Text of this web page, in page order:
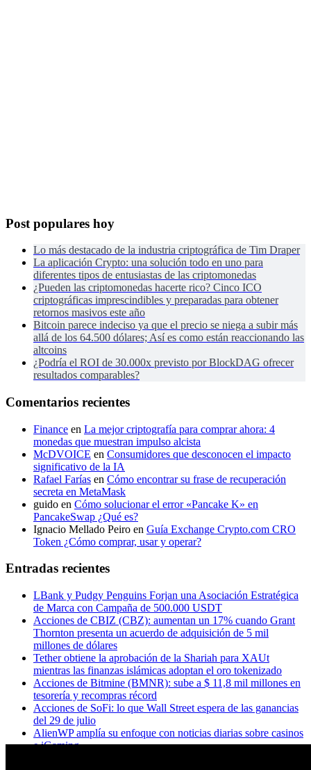
Post populares hoy
Lo más destacado de la industria criptográfica de Tim Draper
La aplicación Crypto: una solución todo en uno para
diferentes tipos de entusiastas de las criptomonedas
¿Pueden las criptomonedas hacerte rico? Cinco ICO
criptográficas imprescindibles y preparadas para obtener
retornos masivos este año
Bitcoin parece indeciso ya que el precio se niega a subir más
allá de los 64.500 dólares; Así es como están reaccionando las
altcoins
¿Podría el ROI de 30.000x previsto por BlockDAG ofrecer
resultados comparables?
Comentarios recientes
Finance en La mejor criptografía para comprar ahora: 4
monedas que muestran impulso alcista
McDVOICE en Consumidores que desconocen el impacto
significativo de la IA
Rafael Farías en Cómo encontrar su frase de recuperación
secreta en MetaMask
guido en Cómo solucionar el error «Pancake K» en
PancakeSwap ¿Qué es?
Ignacio Mellado Peiro en Guía Exchange Crypto.com CRO
Token ¿Cómo comprar, usar y operar?
Entradas recientes
LBank y Pudgy Penguins Forjan una Asociación Estratégica
de Marca con Campaña de 500.000 USDT
Acciones de CBIZ (CBZ): aumentan un 17% cuando Grant
Thornton presenta un acuerdo de adquisición de 5 mil
millones de dólares
Tether obtiene la aprobación de la Shariah para XAUt
mientras las finanzas islámicas adoptan el oro tokenizado
Acciones de Bitmine (BMNR): sube a $ 11,8 mil millones en
tesorería y recompras récord
Acciones de SoFi: lo que Wall Street espera de las ganancias
del 29 de julio
AlienWP amplía su enfoque con noticias diarias sobre casinos
e iGaming